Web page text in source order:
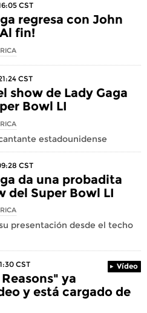
CST
regresa con John
fin!
CST
show de Lady Gaga
Bowl LI
estadounidense
CST
da una probadita
del Super Bowl LI
presentación desde el techo
CST Vídeo
ya
y está cargado de